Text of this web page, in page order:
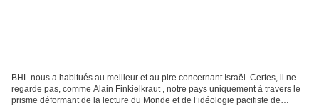
BHL nous a habitués au meilleur et au pire concernant Israël. Certes, il ne
regarde pas, comme Alain Finkielkraut , notre pays uniquement à travers le
prisme déformant de la lecture du Monde et de l’idéologie pacifiste de